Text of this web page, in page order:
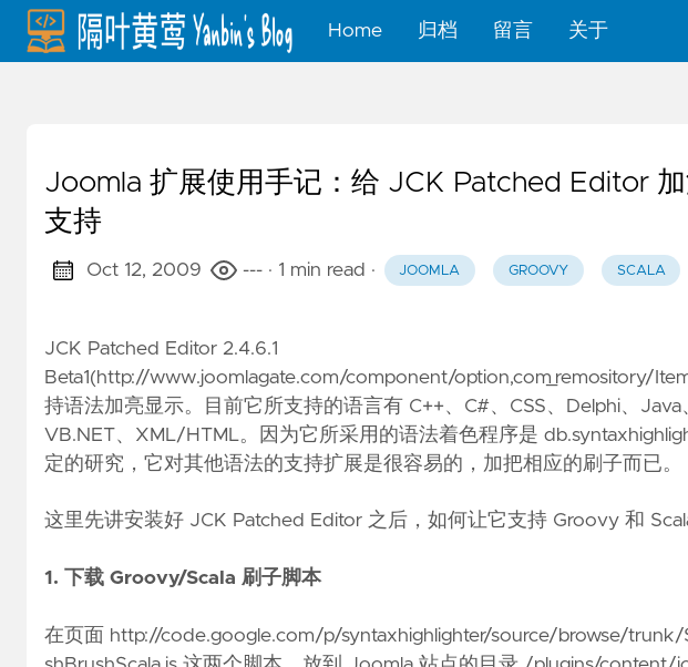
Home 归档 留言 关于
Joomla 扩展使用手记：给 JCK Patched Editor
支持
Oct 12, 2009 --- · 1 min read · JOOMLA GROOVY SCALA
JCK Patched Editor 2.4.6.1
Beta1(http://www.joomlagate.com/component/option,com_remository/
持语法加亮显示。目前它所支持的语言有 C++、C#、CSS、Delphi、
VB.NET、XML/HTML。因为它所采用的语法着色程序是
定的研究，它对其他语法的支持扩展是很容易的，加把相应的刷子而已。
这里先讲安装好 JCK Patched Editor 之后，如何让它支持 Groovy 和
1. 下载 Groovy/Scala 刷子脚本
在页面 http://code.google.com/p/syntaxhighlighter/source/browse/trunk/